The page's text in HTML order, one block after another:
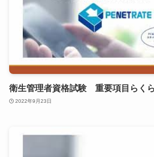
衛生管理者資格試験 重要項目らく
2022年9月23日